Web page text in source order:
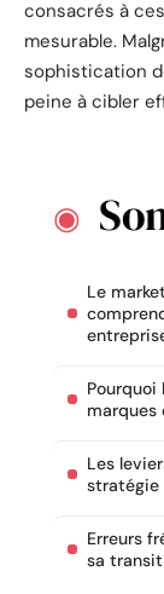
consacrés à
mesurable.
sophistication
peine à cibler
Le
marques
Les
stratégie
Erreurs
sa